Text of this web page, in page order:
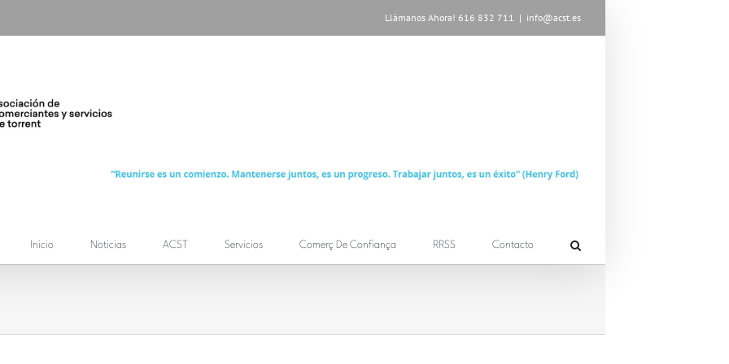
Llámanos Ahora! 616 832 711 | info@acst.es
Inicio Noticias ACST Servicios Comerç De Confiança RRSS Contacto